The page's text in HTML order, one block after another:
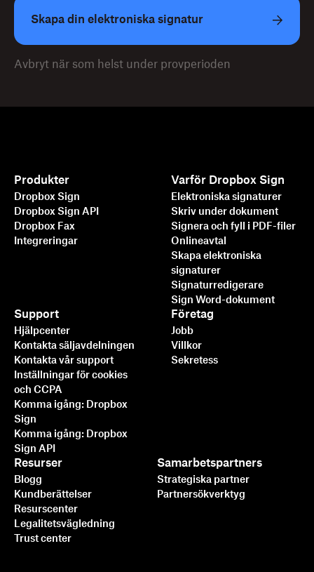
Skapa din elektroniska signatur
Avbryt när som helst under provperioden
Produkter
Dropbox Sign
Dropbox Sign API
Dropbox Fax
Integreringar
Varför Dropbox Sign
Elektroniska signaturer
Skriv under dokument
Signera och fyll i PDF-filer
Onlineavtal
Skapa elektroniska
signaturer
Signaturredigerare
Sign Word-dokument
Support
Hjälpcenter
Kontakta säljavdelningen
Kontakta vår support
Inställningar för cookies
och CCPA
Komma igång: Dropbox
Sign
Komma igång: Dropbox
Sign API
Resurser
Blogg
Kundberättelser
Resurscenter
Legalitetsvägledning
Trust center
Samarbetspartners
Strategiska partner
Partnersökverktyg
Företag
Jobb
Villkor
Sekretess